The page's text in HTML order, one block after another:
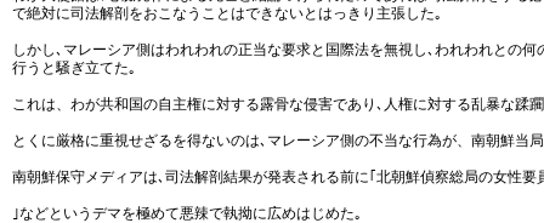
で絶対に司法解剖をおこなうことはできないとはっきり主張した｡
しかし､マレーシア側はわれわれの正当な要求と国際法を無視し､われわれとの
行うと騒ぎ立てた｡
これは、わが共和国の自主権に対する露骨な侵害であり､人権に対する乱暴な蹂
とくに厳格に重視せざるを得ないのは､マレーシア側の不当な行為が、南朝鮮
南朝鮮保守メディアは､司法解剖結果が発表される前に｢北朝鮮偵察総局の女性
｣などというデマを極めて悪辣で執拗に広めはじめた｡